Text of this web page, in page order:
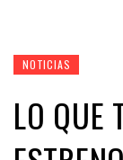
NOTICIAS
LO QUE